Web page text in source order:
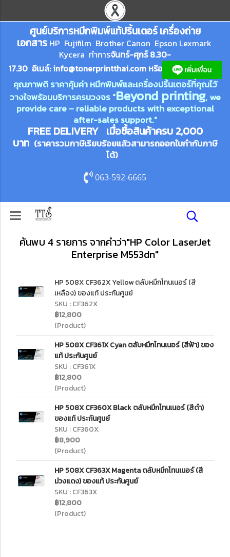
ศูนย์บริการหมึกพิมพ์แท้ปริ้นเตอร์ เครื่องถ่าย
เอกสาร HP Fujifilm Brother Canon Epson Lexmark
Kycera ทำการจันทร์-ศุกร์ 8.30-
17.30 อีเมล์:info@tonerprintthai.com หรือ
คุณภาพดี ราคาคุ้มค่า หมึกพิมพ์และเครื่องปริ้นเตอร์ที่คุณไว้
วางใจพร้อมบริการครบวงจร "Beyond printing, we
provide care – reliable products with exceptional
after-sales support."
FREE DELIVERY เมื่อซื้อสินค้าครบ 2,000
บาท (ราคารวมภาษีเรียบร้อยแล้วสามารถออกใบกำกับภาษี
ได้)
063-592-6665
ค้นพบ 4 รายการ จากคำว่า"HP Color LaserJet
Enterprise M553dn"
HP 508X CF362X Yellow ตลับหมึกโทนเนอร์ (สี
เหลือง) ของแท้ ประกันศูนย์
SKU : CF362X
฿12,800
(Product)
HP 508X CF361X Cyan ตลับหมึกโทนเนอร์ (สีฟ้า) ของ
แท้ ประกันศูนย์
SKU : CF361X
฿12,800
(Product)
HP 508X CF360X Black ตลับหมึกโทนเนอร์ (สีดำ)
ของแท้ ประกันศูนย์
SKU : CF360X
฿8,900
(Product)
HP 508X CF363X Magenta ตลับหมึกโทนเนอร์ (สี
ม่วงแดง) ของแท้ ประกันศูนย์
SKU : CF363X
฿12,800
(Product)